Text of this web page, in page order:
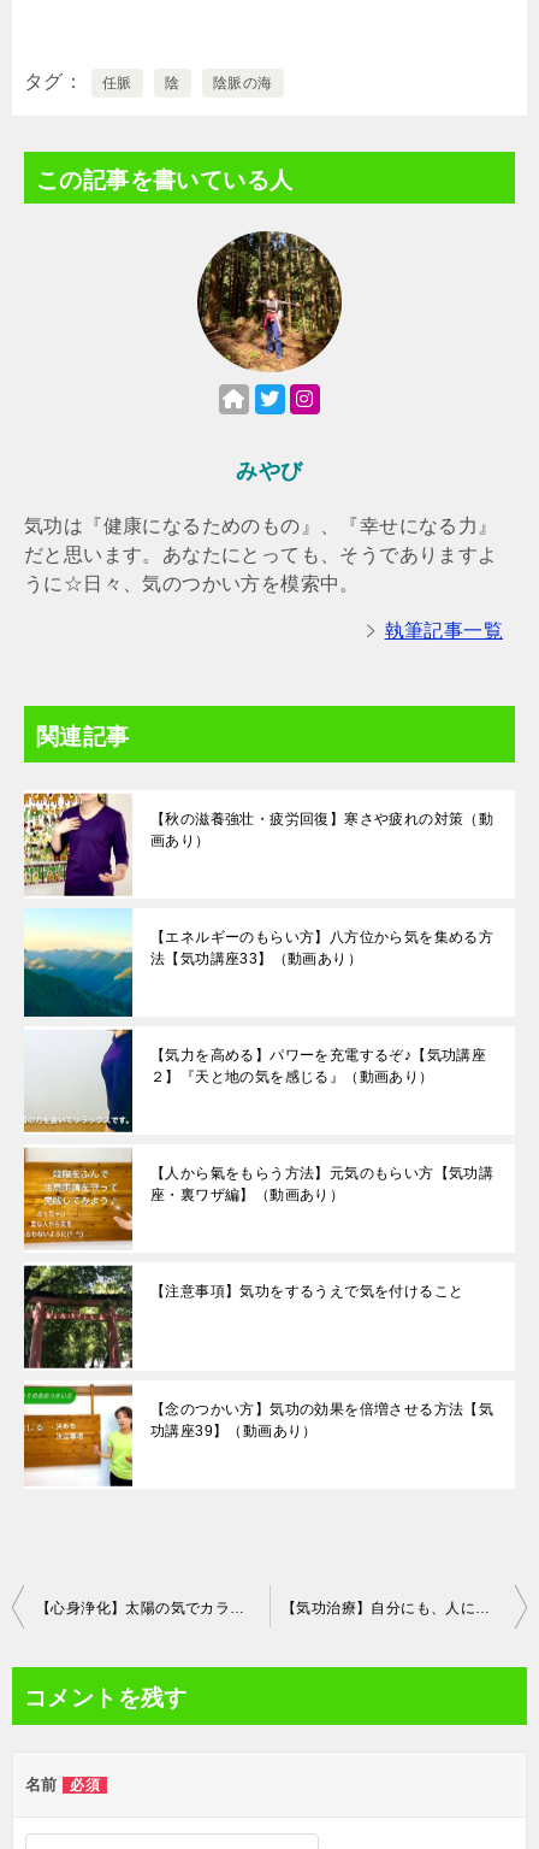
タグ 任脈 陰 陰脈の海
この記事を書いている人
みやび
気功は『健康になるためのもの』、『幸せになる力』
だと思います。あなたにとっても、そうでありますよ
うに☆日々、気のつかい方を模索中。
執筆記事一覧
関連記事
【秋の滋養強壮・疲労回復】寒さや疲れの対策（動
画あり）
【エネルギーのもらい方】八方位から気を集める方
法【気功講座33】（動画あり）
【気力を高める】パワーを充電するぞ♪【気功講座
２】『天と地の気を感じる』（動画あり）
【人から氣をもらう方法】元気のもらい方【気功講
座・裏ワザ編】（動画あり）
【注意事項】気功をするうえで気を付けること
【念のつかい方】気功の効果を倍増させる方法【気
功講座39】（動画あり）
投
ビ
ー
シ
【心身浄化】太陽の気でカラダを清める【気功講座18】（動画あり） 【気功治療】自分にも、人に対しても出来るやり方【気功講座20】（動画あり）
コメントを残す
名前 必須